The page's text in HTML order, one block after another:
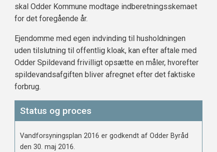
skal Odder Kommune modtage indberetningsskemaet
for det foregående år.
Ejendomme med egen indvinding til husholdningen
uden tilslutning til offentlig kloak, kan efter aftale med
Odder Spildevand frivilligt opsætte en måler, hvorefter
spildevandsafgiften bliver afregnet efter det faktiske
forbrug.
Status og proces
Vandforsyningsplan 2016 er godkendt af Odder Byråd
den 30. maj 2016.